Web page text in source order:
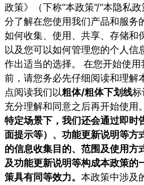
政策》（下称“本政策”/“本隐私
分了解在您使用我们产品和服务
如何收集、使用、共享、存储和
以及您可以如何管理您的个人信
作出适当的选择。 在您开始使
前，请您务必先仔细阅读和理解
点阅读我们以粗体/粗体下划线
充分理解和同意之后再开始使用。
特定场景下，我们还会通过即时
面提示等）、功能更新说明等方
的信息收集目的、范围及使用方
及功能更新说明等构成本政策的
策具有同等效力。本政策中涉及